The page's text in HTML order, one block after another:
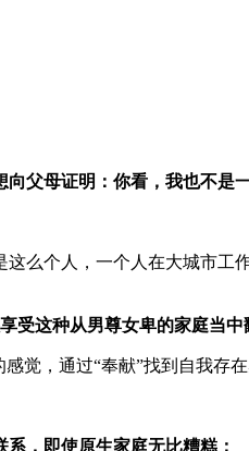
父母证明：你看，我也不是一
么个人，一个人在大城市工
受这种从男尊女卑的家庭当
觉，通过“奉献”找到自我存
，即使原生家庭无比糟糕；